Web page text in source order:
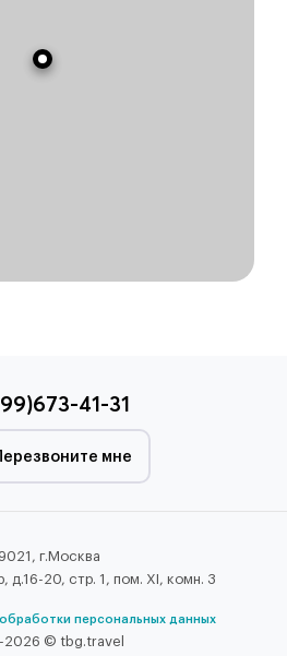
41-31
мне
г.Москва
д.16-20, стр. 1, пом. XI, комн. 3
персональных данных
2026 © tbg.travel